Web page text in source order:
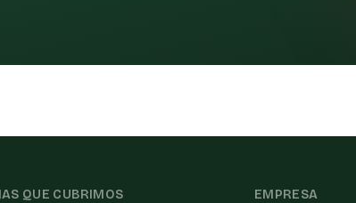
QUE CUBRIMOS
EMPRESA